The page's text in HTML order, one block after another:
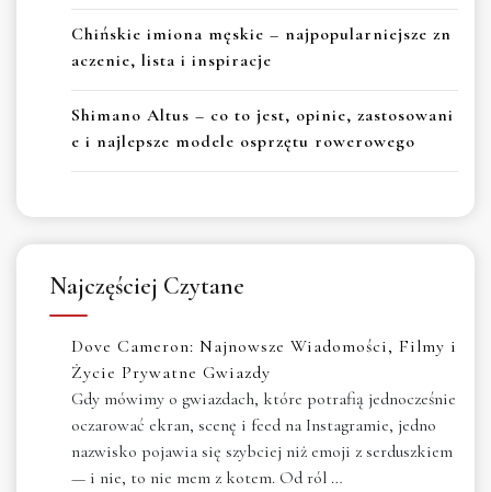
Chińskie imiona męskie – najpopularniejsze zn
aczenie, lista i inspiracje
Shimano Altus – co to jest, opinie, zastosowani
e i najlepsze modele osprzętu rowerowego
Najczęściej Czytane
Dove Cameron: Najnowsze Wiadomości, Filmy i
Życie Prywatne Gwiazdy
Gdy mówimy o gwiazdach, które potrafią jednocześnie
oczarować ekran, scenę i feed na Instagramie, jedno
nazwisko pojawia się szybciej niż emoji z serduszkiem
— i nie, to nie mem z kotem. Od ról …